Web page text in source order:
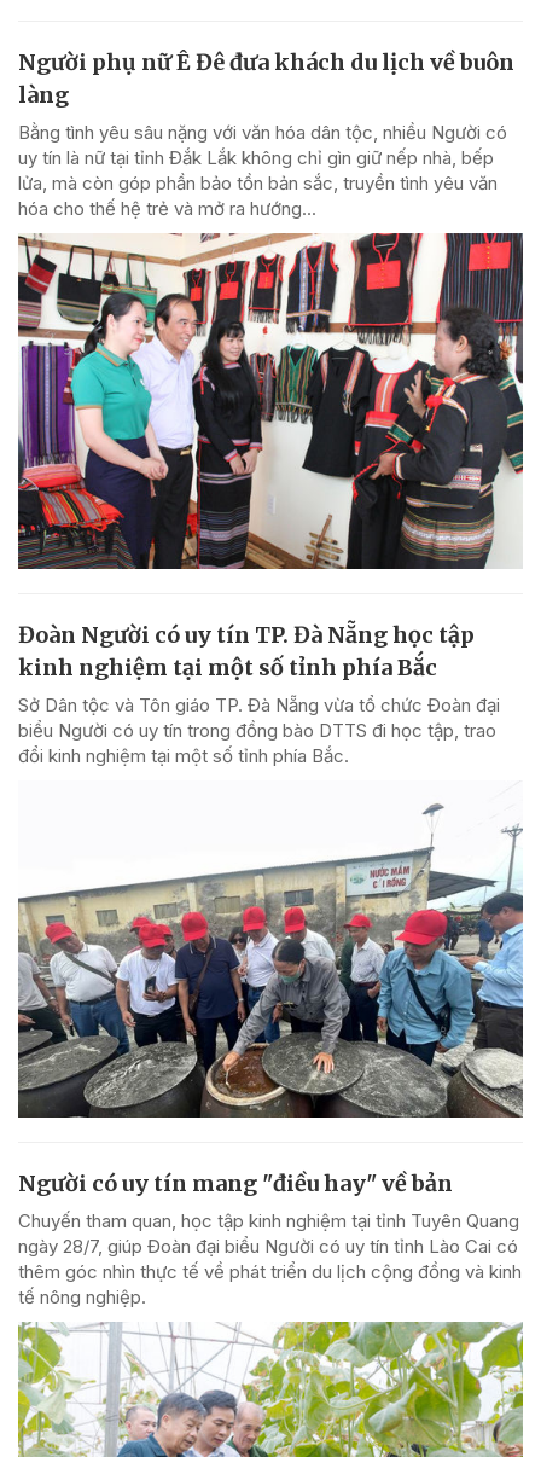
Người phụ nữ Ê Đê đưa khách du lịch về buôn
làng
Bằng tình yêu sâu nặng với văn hóa dân tộc, nhiều Người có
uy tín là nữ tại tỉnh Đắk Lắk không chỉ gìn giữ nếp nhà, bếp
lửa, mà còn góp phần bảo tồn bản sắc, truyền tình yêu văn
hóa cho thế hệ trẻ và mở ra hướng...
Đoàn Người có uy tín TP. Đà Nẵng học tập
kinh nghiệm tại một số tỉnh phía Bắc
Sở Dân tộc và Tôn giáo TP. Đà Nẵng vừa tổ chức Đoàn đại
biểu Người có uy tín trong đồng bào DTTS đi học tập, trao
đổi kinh nghiệm tại một số tỉnh phía Bắc.
Người có uy tín mang "điều hay" về bản
Chuyến tham quan, học tập kinh nghiệm tại tỉnh Tuyên Quang
ngày 28/7, giúp Đoàn đại biểu Người có uy tín tỉnh Lào Cai có
thêm góc nhìn thực tế về phát triển du lịch cộng đồng và kinh
tế nông nghiệp.